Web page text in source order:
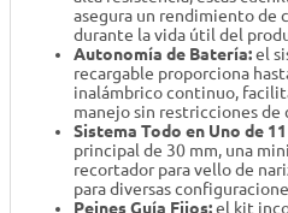
asegura un rendimiento de
durante la vida útil del
Autonomía de Batería:el
recargable proporciona
inalámbrico continuo,
manejo sin restricciones de
Sistema Todo en Uno de
principal de 30 mm, una
recortador para vello de
para diversas
Peines Guía Fijos:el kit